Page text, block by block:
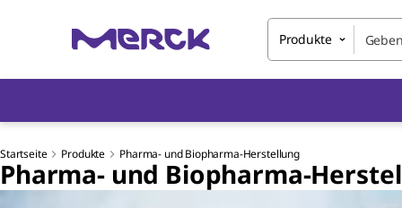
Produkte
Startseite Produkte Pharma- und Biopharma-Herstellung
Pharma- und Biopharma-